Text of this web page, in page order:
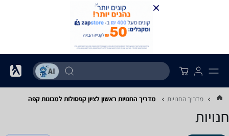
מדריך החנויות מדריך החנויות ‏ראשון לציון ‏קפסולות למכונות קפה
חנויות